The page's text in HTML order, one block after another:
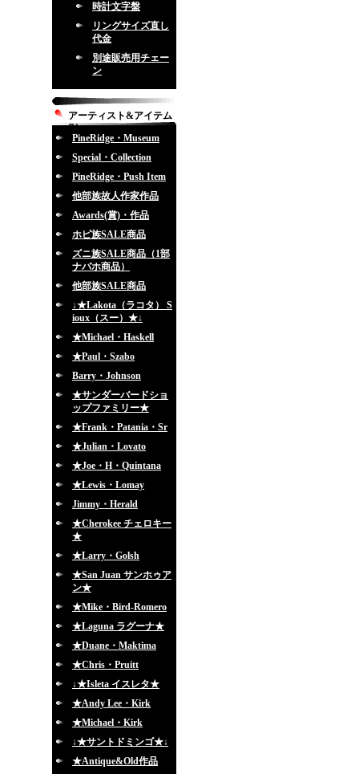
時計文字盤
リングサイズ直し
代金
別途販売用チェー
ン
アーティスト&アイテム
別
PineRidge・Museum
Special・Collection
PineRidge・Push Item
他部族故人作家作品
Awards(賞)・作品
ホピ族SALE商品
ズニ族SALE商品（1部
ナバホ商品）
他部族SALE商品
↓★Lakota（ラコタ） S
ioux（スー）★↓
★Michael・Haskell
★Paul・Szabo
Barry・Johnson
★サンダーバードショ
ップファミリー★
★Frank・Patania・Sr
★Julian・Lovato
★Joe・H・Quintana
★Lewis・Lomay
Jimmy・Herald
★Cherokee チェロキー
★
★Larry・Golsh
★San Juan サンホゥア
ン★
★Mike・Bird-Romero
★Laguna ラグーナ★
★Duane・Maktima
★Chris・Pruitt
↓★Isleta イスレタ★
★Andy Lee・Kirk
★Michael・Kirk
↓★サントドミンゴ★↓
★Antique&Old作品